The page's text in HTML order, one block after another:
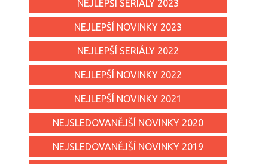
NEJLEPŠÍ SERIÁLY 2023
NEJLEPŠÍ NOVINKY 2023
NEJLEPŠÍ SERIÁLY 2022
NEJLEPŠÍ NOVINKY 2022
NEJLEPŠÍ NOVINKY 2021
NEJSLEDOVANĚJŠÍ NOVINKY 2020
NEJSLEDOVANĚJŠÍ NOVINKY 2019